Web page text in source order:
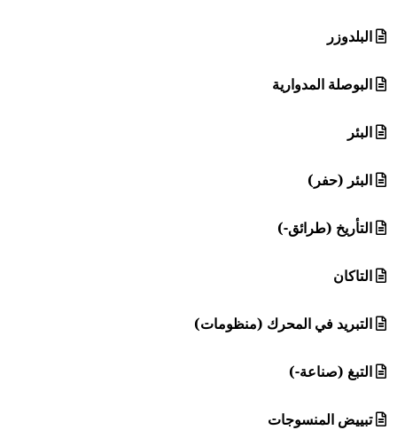
البلدوزر
البوصلة المدوارية
البئر
البئر (حفر)
التأريخ (طرائق-)
التاكان
التبريد في المحرك (منظومات)
التبغ (صناعة-)
تبييض المنسوجات